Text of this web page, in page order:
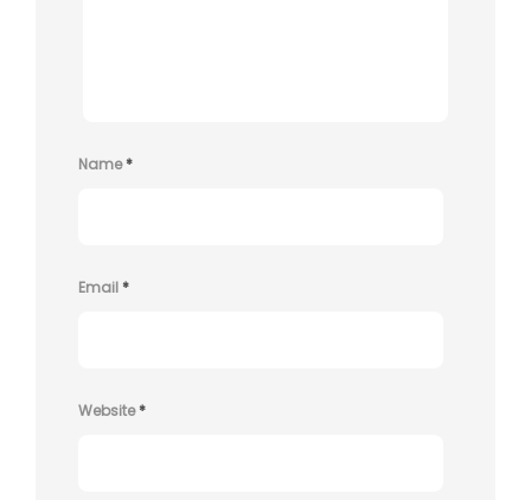
Name*
Email*
Website*